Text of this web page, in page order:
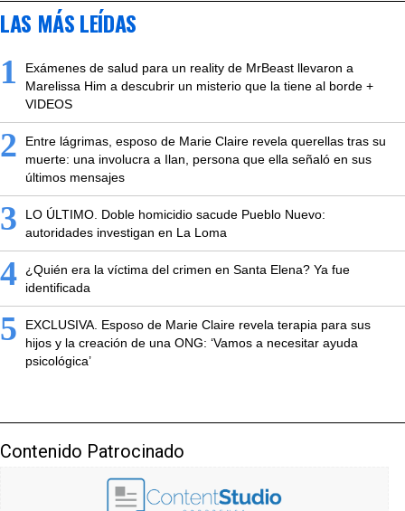
LAS MÁS LEÍDAS
1
Exámenes de salud para un reality de MrBeast llevaron a
Marelissa Him a descubrir un misterio que la tiene al borde +
VIDEOS
2
Entre lágrimas, esposo de Marie Claire revela querellas tras su
muerte: una involucra a Ilan, persona que ella señaló en sus
últimos mensajes
3
LO ÚLTIMO. Doble homicidio sacude Pueblo Nuevo:
autoridades investigan en La Loma
4
¿Quién era la víctima del crimen en Santa Elena? Ya fue
identificada
5
EXCLUSIVA. Esposo de Marie Claire revela terapia para sus
hijos y la creación de una ONG: ‘Vamos a necesitar ayuda
psicológica’
Contenido Patrocinado